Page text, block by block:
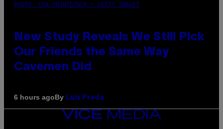
PHOTO: CSA-PRINTSTOCK / GETTY IMAGES
New Study Reveals We Still Pick
Our Friends the Same Way
Cavemen Did
6 hours agoBy Luis Prada
VICE
MEDIA